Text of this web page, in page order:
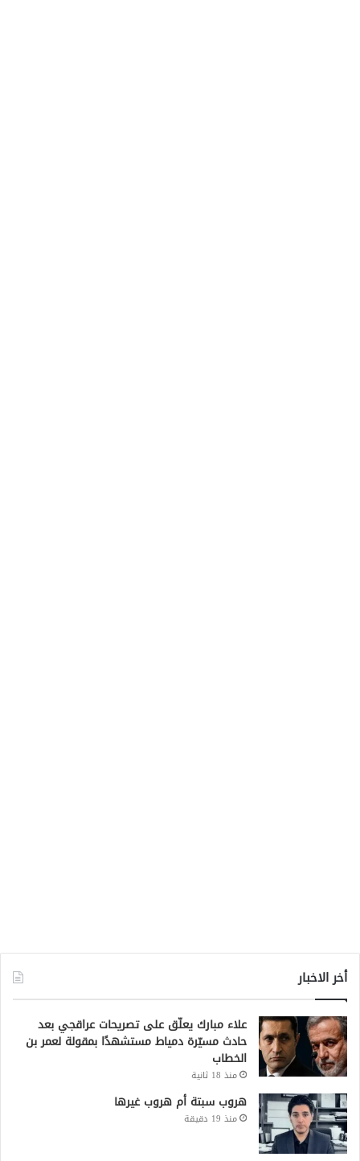
أخر الاخبار
علاء مبارك يعلّق على تصريحات عراقجي بعد
حادث مسيّرة دمياط مستشهدًا بمقولة لعمر بن
الخطاب
منذ 18 ثانية
هروب سبتة أم هروب غيرها
منذ 19 دقيقة